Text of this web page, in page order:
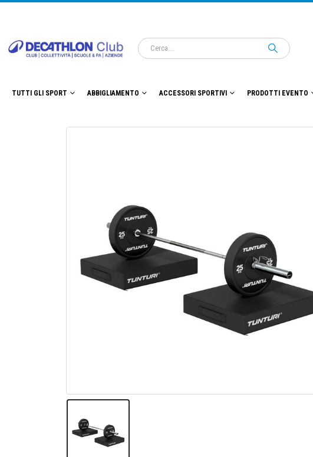
TUTTI GLI SPORT ABBIGLIAMENTO ACCESSORI SPORTIVI PRODOTTI EVENTO